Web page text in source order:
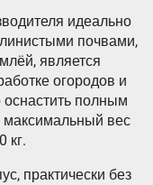
идеально
почвами,
является
огородов и
полным
максимальный вес
кг.
практически без